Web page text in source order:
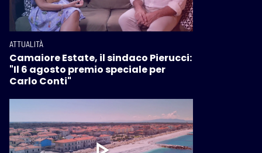
ATTUALITÀ
Camaiore Estate, il sindaco Pierucci:
"Il 6 agosto premio speciale per
Carlo Conti"